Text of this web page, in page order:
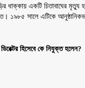
ধাক্কায় একটি চিতাবাঘের মৃত্যু
১৯৮৫ সালে এটিকে
হিসেবে কে নিযুক্ত হলেন?